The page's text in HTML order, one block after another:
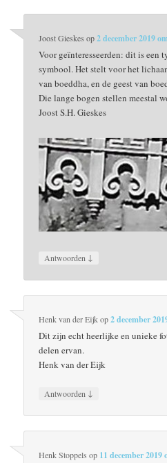
Joost Gieskes op2 december 2019
Voor geïnteresseerden: dit is een
symbool. Het stelt voor het
van boeddha, en de geest van
Die lange bogen stellen meestal
Joost S.H. Gieskes
Antwoorden ↓
Henk van der Eijkop2 december
Dit zijn echt heerlijke en unieke
delen ervan.
Henk van der Eijk
Antwoorden ↓
Henk Stoppels op 11 december 2019